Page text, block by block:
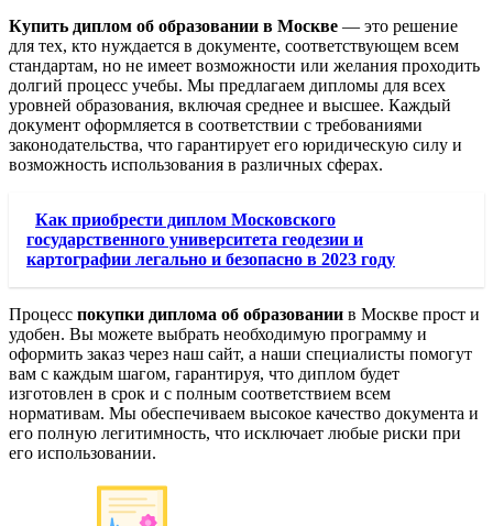
Купить диплом об образовании в Москве — это решение
для тех, кто нуждается в документе, соответствующем всем
стандартам, но не имеет возможности или желания проходить
долгий процесс учебы. Мы предлагаем дипломы для всех
уровней образования, включая среднее и высшее. Каждый
документ оформляется в соответствии с требованиями
законодательства, что гарантирует его юридическую силу и
возможность использования в различных сферах.
Как приобрести диплом Московского
государственного университета геодезии и
картографии легально и безопасно в 2023 году
Процесс покупки диплома об образовании в Москве прост и
удобен. Вы можете выбрать необходимую программу и
оформить заказ через наш сайт, а наши специалисты помогут
вам с каждым шагом, гарантируя, что диплом будет
изготовлен в срок и с полным соответствием всем
нормативам. Мы обеспечиваем высокое качество документа и
его полную легитимность, что исключает любые риски при
его использовании.